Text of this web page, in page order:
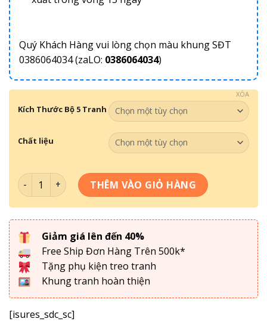
Quý Khách Hàng vui lòng chọn màu khung SĐT
0386064034 (zaLO: 0386064034)
Kích Thước Bộ 5 Tranh
Chất liệu
XÓA
Bộ 5 Tranh Ghép One Pice - OP109 số lượng
THÊM VÀO GIỎ HÀNG
Giảm giá lên đến 40%
Free Ship Đơn Hàng Trên 500k*
Tặng phụ kiện treo tranh
Khung tranh hoàn thiện
[isures_sdc_sc]